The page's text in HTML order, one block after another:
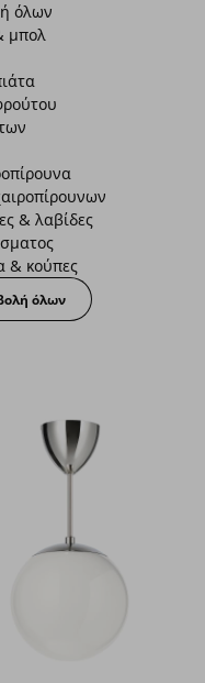
όλων
μπολ
& λαβίδες
& κούπες
όλων